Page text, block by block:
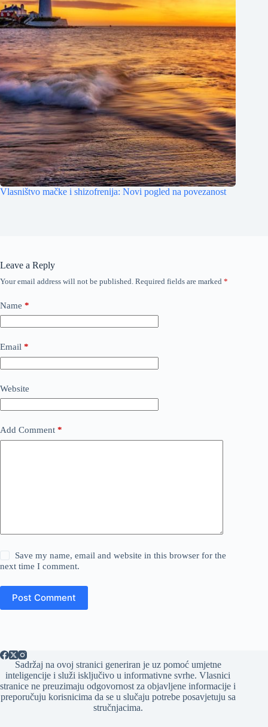
Vlasništvo mačke i shizofrenija: Novi pogled na povezanost
Leave a Reply
Your email address will not be published. Required fields are marked *
Name *
Email *
Website
Add Comment *
Save my name, email and website in this browser for the
next time I comment.
Post Comment
Sadržaj na ovoj stranici generiran je uz pomoć umjetne
inteligencije i služi isključivo u informativne svrhe. Vlasnici
stranice ne preuzimaju odgovornost za objavljene informacije i
preporučuju korisnicima da se u slučaju potrebe posavjetuju sa
stručnjacima.